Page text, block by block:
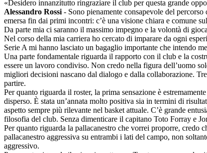
«Desidero innanzitutto ringraziare il club per questa grande
Alessandro Rossi - Sono pienamente consapevole del
emersa fin dai primi incontri: c’è una visione chiara e comune
Da parte mia ci saranno il massimo impegno e la volontà di
Nel corso della mia carriera ho cercato di imparare da ogni
Serie A mi hanno lasciato un bagaglio importante che intendo
Una parte fondamentale riguarda il rapporto con il club e la
essere un lavoro condiviso. Non credo nella figura dell’uomo
migliori decisioni nascano dal dialogo e dalla collaborazione.
partire.
Per quanto riguarda il roster, la prima sensazione è
disperso. È stata un’annata molto positiva sia in termini di
aspetto sempre più rilevante nel basket attuale. C’è grande
filosofia del club. Senza dimenticare il capitano Toto Forray e
Per quanto riguarda la pallacanestro che vorrei proporre, credo
pallacanestro aggressiva su entrambi i lati del campo, non
aggressivo.